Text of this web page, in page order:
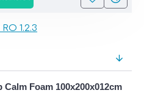
Foam 100x200x012cm